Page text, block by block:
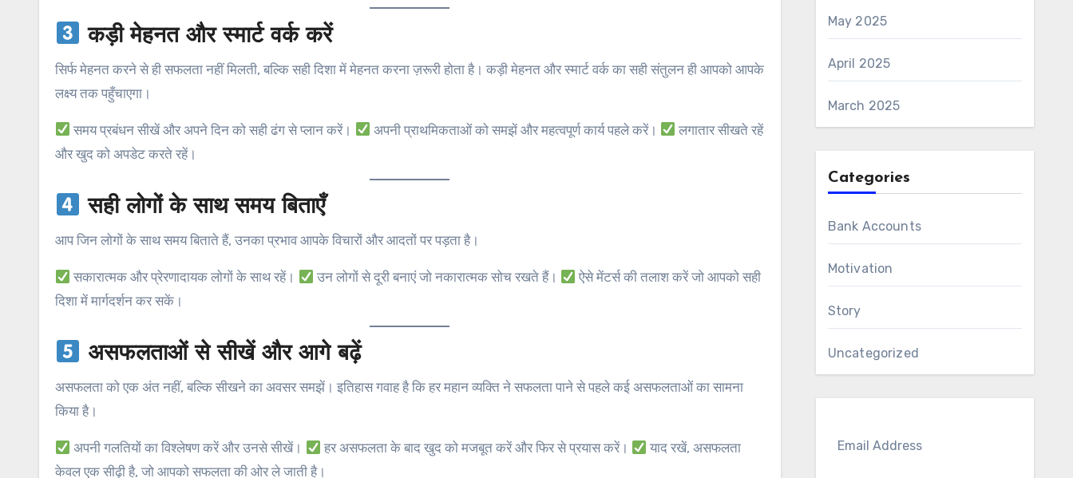
कड़ी मेहनत और स्मार्ट वर्क करें
सिर्फ मेहनत करने से ही सफलता नहीं मिलती, बल्कि सही दिशा में मेहनत करना ज़रूरी होता है। कड़ी मेहनत और स्मार्ट वर्क का सही संतुलन ही आपको आपके
लक्ष्य तक पहुँचाएगा।
समय प्रबंधन सीखें और अपने दिन को सही ढंग से प्लान करें। अपनी प्राथमिकताओं को समझें और महत्वपूर्ण कार्य पहले करें।
लगातार सीखते रहें
और खुद को अपडेट करते रहें।
सही लोगों के साथ समय बिताएँ
आप जिन लोगों के साथ समय बिताते हैं, उनका प्रभाव आपके विचारों और आदतों पर पड़ता है।
सकारात्मक और प्रेरणादायक लोगों के साथ रहें। उन लोगों से दूरी बनाएं जो नकारात्मक सोच रखते हैं।
ऐसे मेंटर्स की तलाश करें जो आपको सही
दिशा में मार्गदर्शन कर सकें।
असफलताओं से सीखें और आगे बढ़ें
असफलता को एक अंत नहीं, बल्कि सीखने का अवसर समझें। इतिहास गवाह है कि हर महान व्यक्ति ने सफलता पाने से पहले कई असफलताओं का सामना
किया है।
अपनी गलतियों का विश्लेषण करें और उनसे सीखें। हर असफलता के बाद खुद को मजबूत करें और फिर से प्रयास करें।
याद रखें, असफलता
केवल एक सीढ़ी है, जो आपको सफलता की ओर ले जाती है।
May 2025
April 2025
March 2025
Categories
Bank Accounts
Motivation
Story
Uncategorized